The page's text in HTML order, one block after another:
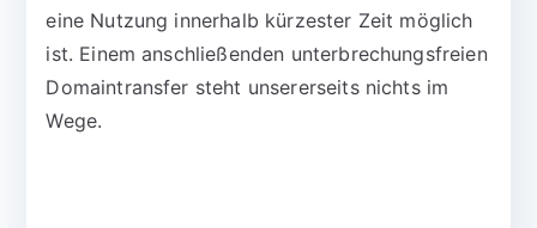
eine Nutzung innerhalb kürzester Zeit möglich
ist. Einem anschließenden unterbrechungsfreien
Domaintransfer steht unsererseits nichts im
Wege.